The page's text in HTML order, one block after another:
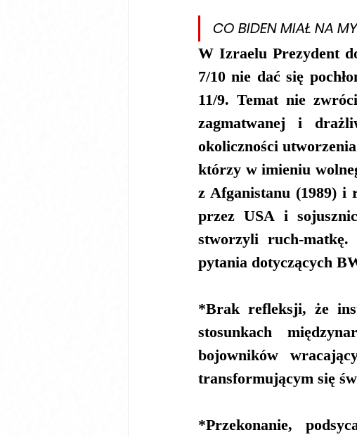
CO BIDEN MIAŁ NA
W Izraelu Prezydent
7/10 nie dać się
11/9. Temat nie
zagmatwanej i
okoliczności
którzy w imieniu
z Afganistanu (1989) i
przez USA i
stworzyli ruch-matkę.
pytania dotyczących
*Brak refleksji, że
stosunkach
bojowników
transformującym się
*Przekonanie,